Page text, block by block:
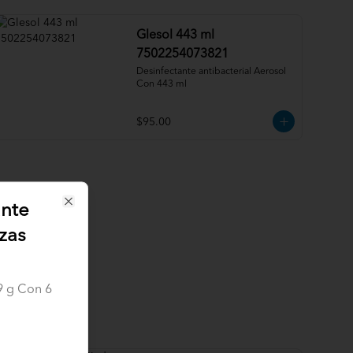
Glesol 443 ml
7502254073821
Desinfectante antibacterial Aerosol
Con 443 ml
$95.00
g Con 6